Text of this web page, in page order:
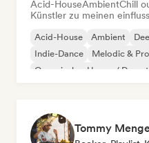
Acid-HouseAmbientChill
Künstler zu meinen
Acid-House Ambient
Indie-Dance
Melodic &
Organischer House /
Tommy